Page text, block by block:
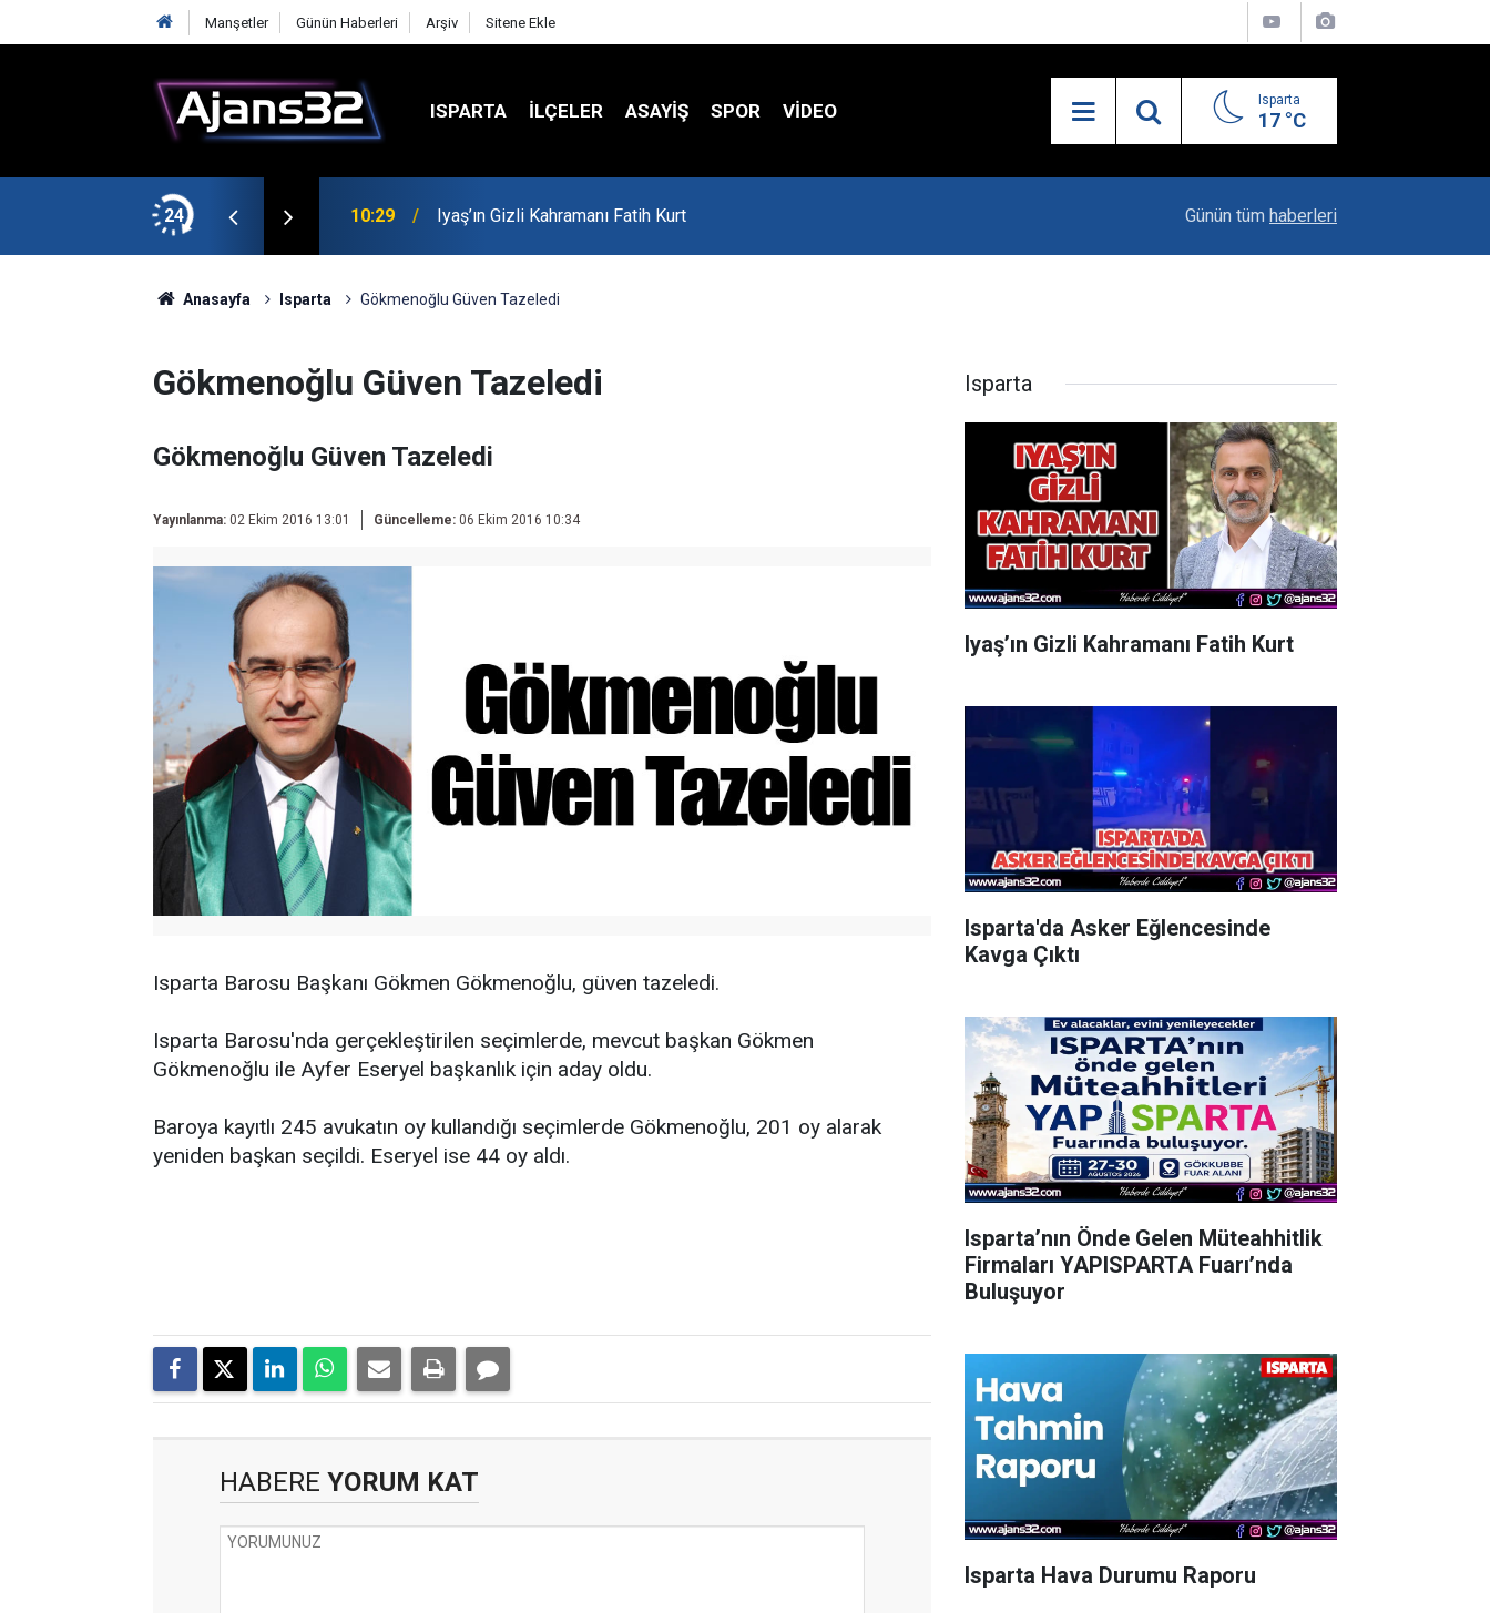
Manşetler Günün Haberleri Arşiv Sitene Ekle
ISPARTA İLÇELER ASAYİŞ SPOR VIDEO Isparta
17 °C
24 00:52 Isparta'da Asker Eğlencesinde Kavga Çıktı Uzaktan Hasta Değerlendirme Sistemi İle Yeni
Günün tüm haberleri
Anasayfa Isparta Gökmenoğlu Güven Tazeledi
Gökmenoğlu Güven Tazeledi
Gökmenoğlu Güven Tazeledi
Yayınlanma: 02 Ekim 2016 13:01 Güncelleme: 06 Ekim 2016 10:34
Isparta Barosu Başkanı Gökmen Gökmenoğlu, güven tazeledi.
Isparta Barosu'nda gerçekleştirilen seçimlerde, mevcut başkan Gökmen
Gökmenoğlu ile Ayfer Eseryel başkanlık için aday oldu.
Baroya kayıtlı 245 avukatın oy kullandığı seçimlerde Gökmenoğlu, 201 oy alarak
yeniden başkan seçildi. Eseryel ise 44 oy aldı.
HABERE YORUM KAT
Isparta
Iyaş’ın Gizli Kahramanı Fatih Kurt
Isparta'da Asker Eğlencesinde
Kavga Çıktı
Isparta’nın Önde Gelen Müteahhitlik
Firmaları YAPISPARTA Fuarı’nda
Buluşuyor
Isparta Hava Durumu Raporu